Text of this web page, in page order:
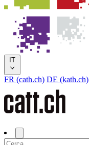
IT
FR (cath.ch) DE (kath.ch)